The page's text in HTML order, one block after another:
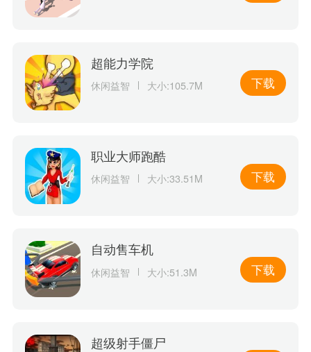
超能力学院
休闲益智 大小:105.7M 下载
职业大师跑酷
休闲益智 大小:33.51M 下载
自动售车机
休闲益智 大小:51.3M 下载
超级射手僵尸